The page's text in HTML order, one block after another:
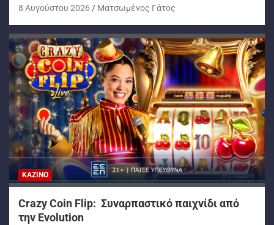
8 Αυγούστου 2026 Ματσωμένος Γάτος
ΚΑΖΊΝΟ
Crazy Coin Flip: Συναρπαστικό παιχνίδι από
την Evolution